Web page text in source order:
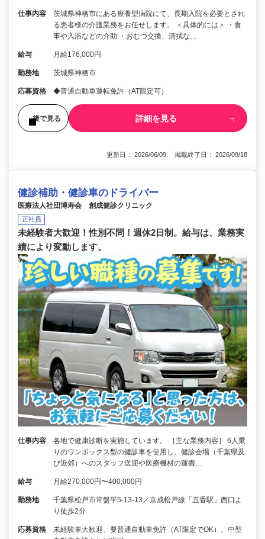
仕事内容
茨城県神栖市にある療養型病院にて、長期入院を必要とされ
る患者様の介護業務をお任せします。 ＜具体的には＞ ・食
事や入浴などの介助 ・おむつ交換、清拭な…
給与 月給176,000円
勤務地 茨城県神栖市
応募資格 ◆普通自動車運転免許（AT限定可）
後で見る 詳細を見る
更新日： 2026/06/09 掲載終了日： 2026/09/18
健診補助・健診車のドライバー
医療法人社団博寿会 創成健診クリニック
正社員
未経験者大歓迎！性別不問！週休2日制。給与は、業務実
績により変動します。
仕事内容
各地で健康診断を実施しています。 ［主な業務内容］ 6人乗
りのワンボックス型の健診車を使用し、健診会場（千葉県及
び近郊）へのスタッフ送迎や医療機材の運搬…
給与 月給270,000円〜400,000円
勤務地
千葉県松戸市常盤平5-13-13／京成松戸線「五香駅」西口よ
り徒歩2分
応募資格
未経験車大歓迎、要普通自動車免許（AT限定でOK）、中型